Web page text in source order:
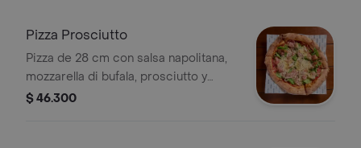
Pizza Prosciutto
Pizza de 28 cm con salsa napolitana,
mozzarella di bufala, prosciutto y
rúgula. .
$ 46.300